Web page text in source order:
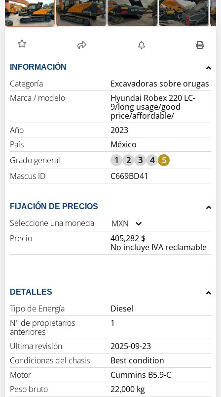
INFORMACIÓN
Categoría
Excavadoras sobre orugas
Marca / modelo
Hyundai Robex 220 LC-
9/long usage/good
price/affordable/
Año
2023
País
México
Grado general
1 2 3 4
5
Mascus ID
C669BD41
FIJACIÓN DE PRECIOS
Seleccione una moneda
MXN
Precio
405,282 $
No incluye IVA reclamable
DETALLES
Tipo de Energía
Diesel
Nº de propietarios
anteriores
1
Ultima revisión
2025-09-23
Condiciones del chasis
Best condition
Motor
Cummins B5.9-C
Peso bruto
22,000 kg